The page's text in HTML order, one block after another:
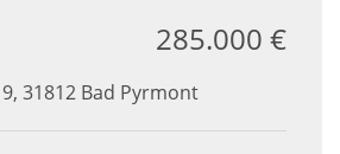
31812 Bad Pyrmont
285.000 €